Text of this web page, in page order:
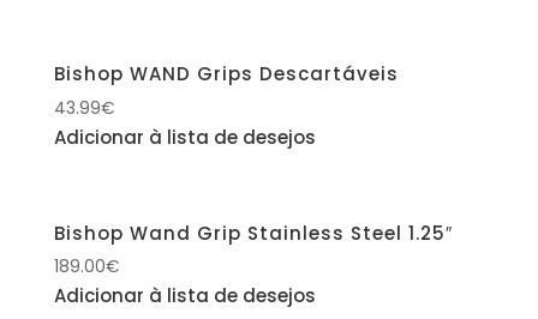
Bishop WAND Grips Descartáveis
43.99€
Adicionar à lista de desejos
Bishop Wand Grip Stainless Steel 1.25″
189.00€
Adicionar à lista de desejos